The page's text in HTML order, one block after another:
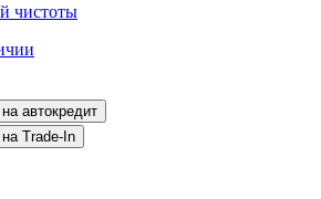
чистоты
на автокредит
на Trade-In